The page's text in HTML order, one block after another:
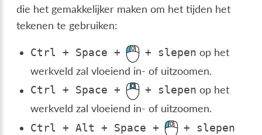
die het gemakkelijker maken om het tijden het
tekenen te gebruiken:
Ctrl + Space + + slepen op het
werkveld zal vloeiend in- of uitzoomen.
Ctrl + Space + + slepen op het
werkveld zal vloeiend in- of uitzoomen.
Ctrl + Alt + Space + + slepen